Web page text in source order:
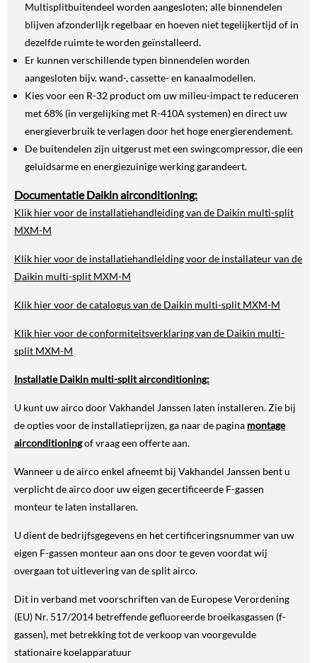
Multisplitbuitendeel worden aangesloten; alle binnendelen
blijven afzonderlijk regelbaar en hoeven niet tegelijkertijd of in
dezelfde ruimte te worden geïnstalleerd.
Er kunnen verschillende typen binnendelen worden
aangesloten bijv. wand-, cassette- en kanaalmodellen.
Kies voor een R-32 product om uw milieu-impact te reduceren
met 68% (in vergelijking met R-410A systemen) en direct uw
energieverbruik te verlagen door het hoge energierendement.
De buitendelen zijn uitgerust met een swingcompressor, die een
geluidsarme en energiezuinige werking garandeert.
Documentatie Daikin airconditioning:
Klik hier voor de installatiehandleiding van de Daikin multi-split
MXM-M
Klik hier voor de installatiehandleiding voor de installateur van de
Daikin multi-split MXM-M
Klik hier voor de catalogus van de Daikin multi-split MXM-M
Klik hier voor de conformiteitsverklaring van de Daikin multi-
split MXM-M
Installatie Daikin multi-split airconditioning:
U kunt uw airco door Vakhandel Janssen laten installeren. Zie bij
de opties voor de installatieprijzen, ga naar de pagina montage
airconditioningof vraag een offerte aan.
Wanneer u de airco enkel afneemt bij Vakhandel Janssen bent u
verplicht de airco door uw eigen gecertificeerde F-gassen
monteur te laten installaren.
U dient de bedrijfsgegevens en het certificeringsnummer van uw
eigen F-gassen monteur aan ons door te geven voordat wij
overgaan tot uitlevering van de split airco.
Dit in verband met voorschriften van de Europese Verordening
(EU) Nr. 517/2014 betreffende gefluoreerde broeikasgassen (f-
gassen), met betrekking tot de verkoop van voorgevulde
stationaire koelapparatuur